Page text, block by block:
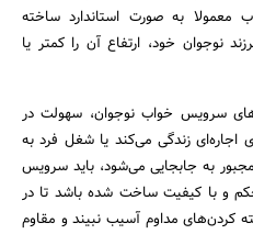
به صورت استاندارد ساخته
نوجوان خود، ارتفاع آن را کمتر یا
سرویس خواب نوجوان، سهولت در
اجاره‌ای زندگی می‌کند یا شغل فرد به
به جابجایی می‌شود، باید سرویس
و با کیفیت ساخت شده باشد تا در
کردن‌های مداوم آسیب نبیند و مقاوم